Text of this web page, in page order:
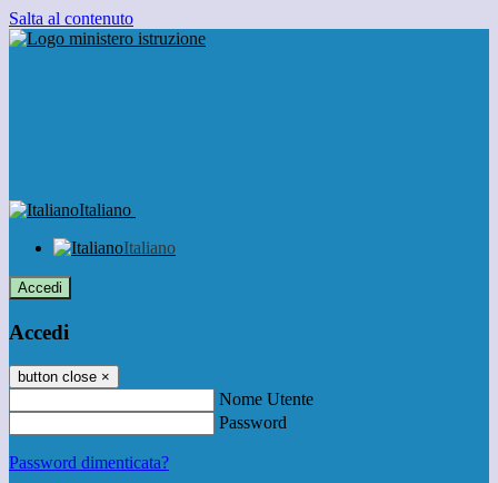
Salta al contenuto
Italiano
Italiano
Accedi
Accedi
button close ×
Nome Utente
Password
Password dimenticata?